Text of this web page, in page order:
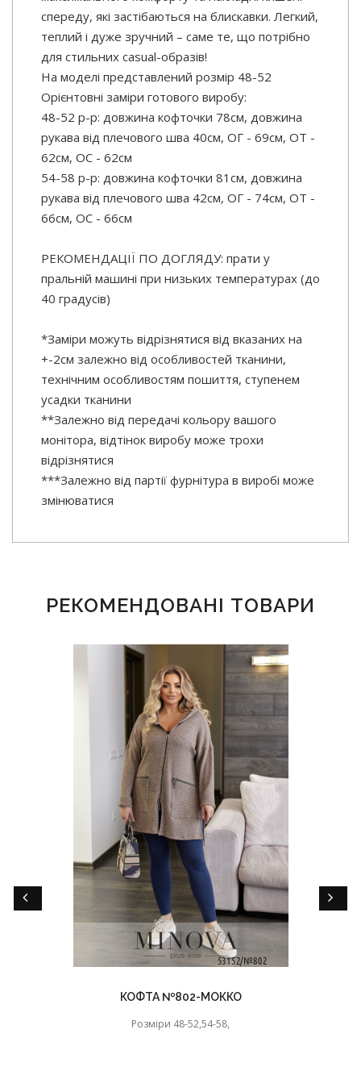
спереду, які застібаються на блискавки. Легкий,
теплий і дуже зручний – саме те, що потрібно
для стильних casual-образів!
На моделі представлений розмір 48-52
Орієнтовні заміри готового виробу:
48-52 р-р: довжина кофточки 78см, довжина
рукава від плечового шва 40см, ОГ - 69см, ОТ -
62см, ОС - 62см
54-58 р-р: довжина кофточки 81см, довжина
рукава від плечового шва 42см, ОГ - 74см, ОТ -
66см, ОС - 66см
РЕКОМЕНДАЦІЇ ПО ДОГЛЯДУ: прати у
пральній машині при низьких температурах (до
40 градусів)
*Заміри можуть відрізнятися від вказаних на
+-2см залежно від особливостей тканини,
технічним особливостям пошиття, ступенем
усадки тканини
**Залежно від передачі кольору вашого
монітора, відтінок виробу може трохи
відрізнятися
***Залежно від партії фурнітура в виробі може
змінюватися
РЕКОМЕНДОВАНІ ТОВАРИ
КОФТА №802-МОККО
Розміри 48-52,54-58,